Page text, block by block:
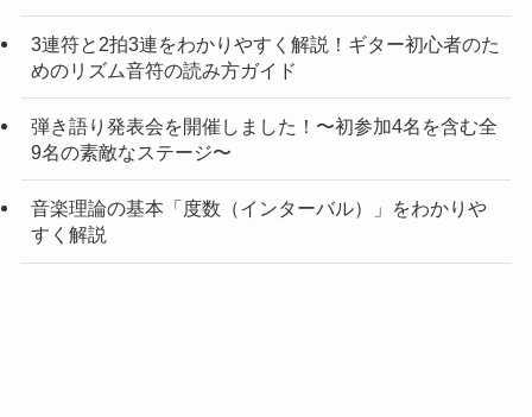
3連符と2拍3連をわかりやすく解説！ギター初心者のた
めのリズム音符の読み方ガイド
弾き語り発表会を開催しました！〜初参加4名を含む全
9名の素敵なステージ〜
音楽理論の基本「度数（インターバル）」をわかりや
すく解説